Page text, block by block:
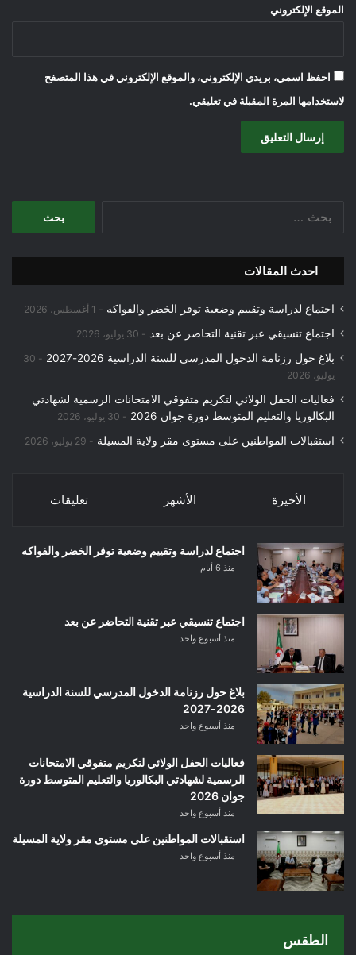
الموقع الإلكتروني
احفظ اسمي، بريدي الإلكتروني، والموقع الإلكتروني في هذا المتصفح
لاستخدامها المرة المقبلة في تعليقي.
احدث المقالات
اجتماع لدراسة وتقييم وضعية توفر الخضر والفواكه 1 أغسطس، 2026
اجتماع تنسيقي عبر تقنية التحاضر عن بعد 30 يوليو، 2026
بلاغ حول رزنامة الدخول المدرسي للسنة الدراسية 2026-2027
30
يوليو، 2026
فعاليات الحفل الولائي لتكريم متفوقي الامتحانات الرسمية لشهادتي
البكالوريا والتعليم المتوسط دورة جوان 2026
30 يوليو، 2026
استقبالات المواطنين على مستوى مقر ولاية المسيلة 29 يوليو، 2026
الأخيرة الأشهر تعليقات
اجتماع لدراسة وتقييم وضعية توفر الخضر والفواكه
منذ 6 أيام
اجتماع تنسيقي عبر تقنية التحاضر عن بعد
منذ أسبوع واحد
بلاغ حول رزنامة الدخول المدرسي للسنة الدراسية
2026-2027
منذ أسبوع واحد
فعاليات الحفل الولائي لتكريم متفوقي الامتحانات
الرسمية لشهادتي البكالوريا والتعليم المتوسط دورة
جوان 2026
منذ أسبوع واحد
استقبالات المواطنين على مستوى مقر ولاية المسيلة
منذ أسبوع واحد
الطقس